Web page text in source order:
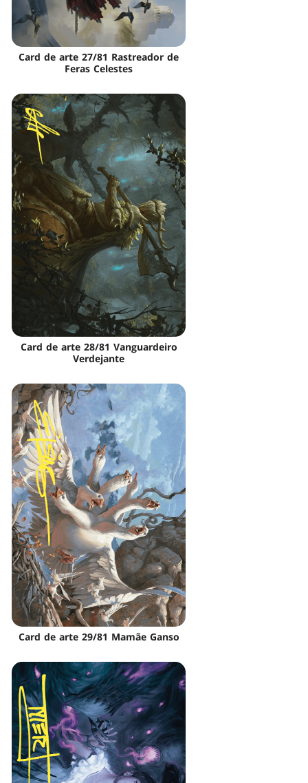
Card de arte 27/81 Rastreador de
Feras Celestes
Card de arte 28/81 Vanguardeiro
Verdejante
Card de arte 29/81 Mamãe Ganso